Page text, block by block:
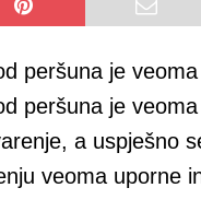
peršuna je
peršuna je
a uspješno
veoma uporne